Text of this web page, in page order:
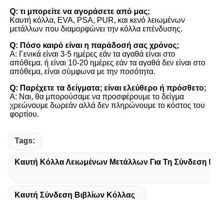
Q: τι μπορείτε να αγοράσετε από μας;
Καυτή κόλλα, EVA, PSA, PUR, και κενό λειωμένων
μετάλλων που διαμορφώνει την κόλλα επένδυσης.
Q: Πόσο καιρό είναι η παράδοσή σας χρόνος;
Α: Γενικά είναι 3-5 ημέρες εάν τα αγαθά είναι στο
απόθεμα. ή είναι 10-20 ημέρες εάν τα αγαθά δεν είναι στο
απόθεμα, είναι σύμφωνα με την ποσότητα.
Q: Παρέχετε τα δείγματα; είναι ελεύθερο ή πρόσθετο;
Α: Ναι, θα μπορούσαμε να προσφέρουμε το δείγμα
χρεώνουμε δωρεάν αλλά δεν πληρώνουμε το κόστος του
φορτίου.
Tags:
Καυτή Κόλλα Λειωμένων Μετάλλων Για Τη Σύνδεση
Καυτή Σύνδεση Βιβλίων Κόλλας